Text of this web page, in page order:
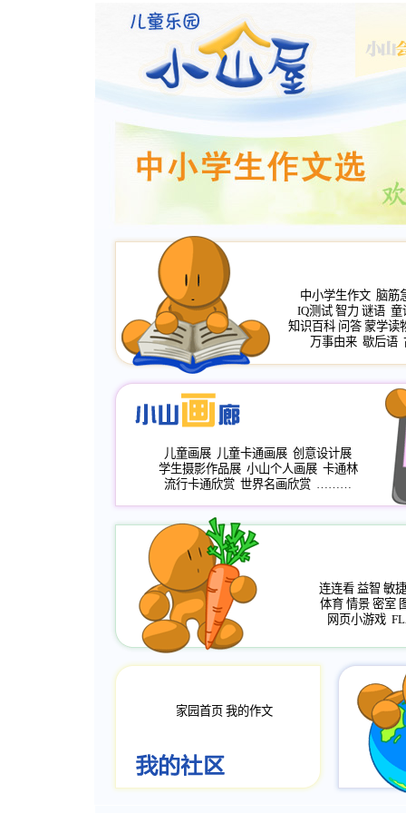
中小学生作文 脑筋
IQ测试 智力 谜语 童
知识百科 问答 蒙学读
万事由来 歇后语
儿童画展 儿童卡通画展 创意设计展
学生摄影作品展 小山个人画展 卡通林
流行卡通欣赏 世界名画欣赏 ………
连连看 益智 敏捷
体育 情景 密室
网页小游戏
家园首页 我的作文